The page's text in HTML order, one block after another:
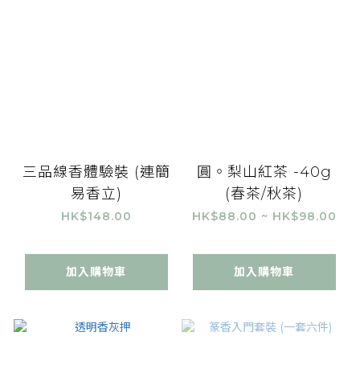
三品線香體驗裝 (連簡
易香立)
HK$148.00
加入購物車
圓。梨山紅茶 -40g
(春茶/秋茶)
HK$88.00 ~ HK$98.00
加入購物車